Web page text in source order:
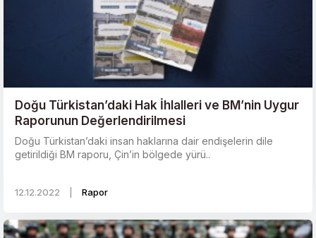
Doğu Türkistan’daki Hak İhlalleri ve BM’nin Uygur
Raporunun Değerlendirilmesi
Doğu Türkistan’daki insan haklarına dair endişelerin dile
getirildiği BM raporu, Çin’in bölgede yürü..
12.12.2022 Rapor